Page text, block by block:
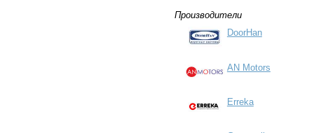
Производители
DoorHan
AN Motors
Erreka